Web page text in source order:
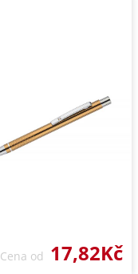
Cena od 17,82Kč